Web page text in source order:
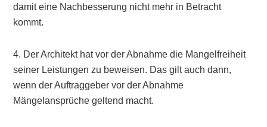
damit eine Nachbesserung nicht mehr in Betracht
kommt.
4. Der Architekt hat vor der Abnahme die Mangelfreiheit
seiner Leistungen zu beweisen. Das gilt auch dann,
wenn der Auftraggeber vor der Abnahme
Mängelansprüche geltend macht.